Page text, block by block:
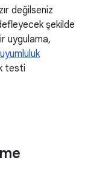
değilseniz
şekilde
uygulama,
uyumluluk
testi